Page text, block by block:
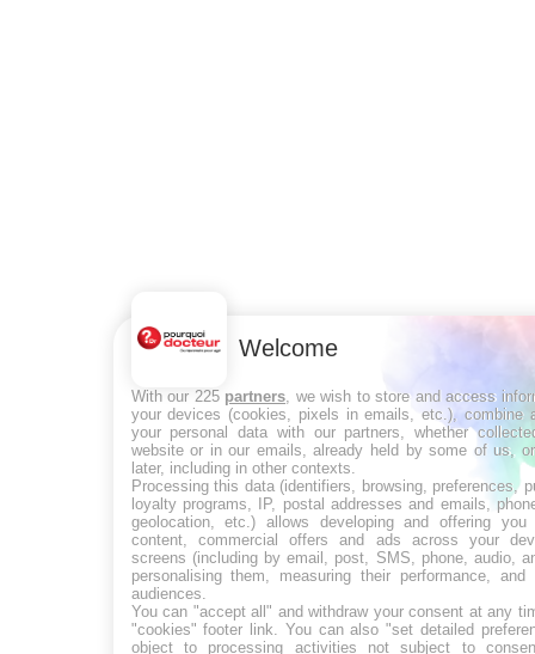
Welcome
With our 225 partners , we wish to store and access
your devices (cookies, pixels in emails, etc.), combine
your personal data with our partners, whether
website or in our emails, already held by some of us,
later, including in other contexts.
Processing this data (identifiers, browsing, preferences,
loyalty programs, IP, postal addresses and emails,
geolocation, etc.) allows developing and offering you
content, commercial offers and ads across your
screens (including by email, post, SMS, phone, audio,
personalising them, measuring their performance, and
audiences.
You can "accept all" and withdraw your consent at any
"cookies" footer link . You can also "set detailed
object to processing activities not subject to